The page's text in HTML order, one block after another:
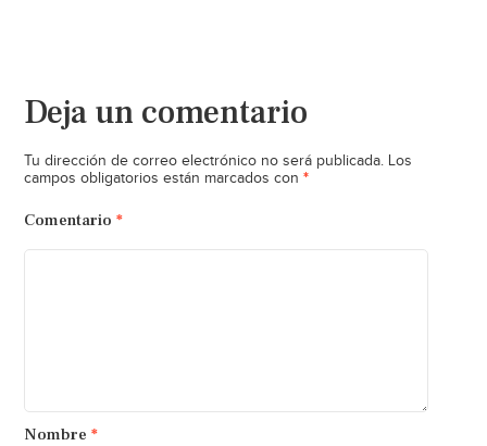
Deja un comentario
Tu dirección de correo electrónico no será publicada. Los
campos obligatorios están marcados con *
Comentario *
Nombre *